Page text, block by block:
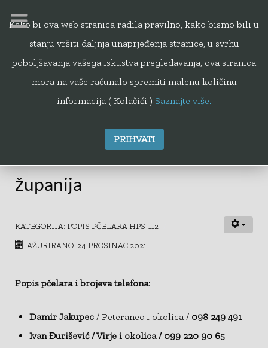
Koprivničko-križevačka
županija
KATEGORIJA: POPIS PČELARA HPS-112
AŽURIRANO: 24 PROSINAC 2021
Popis pčelara i brojeva telefona:
Damir Jakupec / Peteranec i okolica / 098 249 491
Ivan Đurišević / Virje i okolica / 099 220 90 65
Kako bi ova web stranica radila pravilno, kako bismo bili u
stanju vršiti daljnja unaprjeđenja stranice, u svrhu
poboljšavanja vašega iskustva pregledavanja, ova stranica
mora na vaše računalo spremiti malenu količinu
informacija ( Kolačići ) Saznajte više.
PRIHVATI